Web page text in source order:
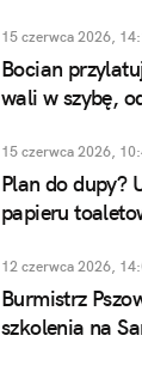
15 czerwca 2026,
Bocian
wali w szybę,
15 czerwca 2026,
Plan do dupy?
papieru
12 czerwca 2026,
Burmistrz
szkolenia na